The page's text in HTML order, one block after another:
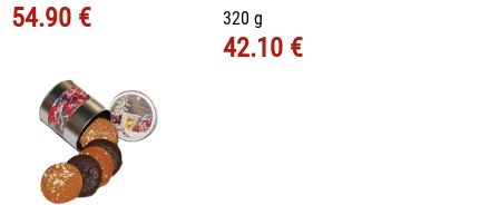
54.90 €
320 g
42.10 €